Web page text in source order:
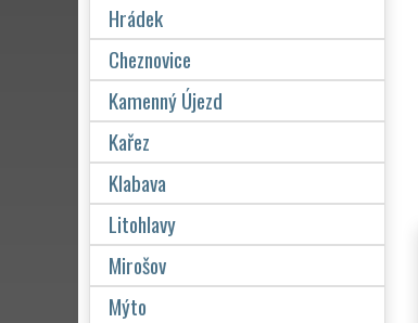
Hrádek
Cheznovice
Kamenný Újezd
Kařez
Klabava
Litohlavy
Mirošov
Mýto